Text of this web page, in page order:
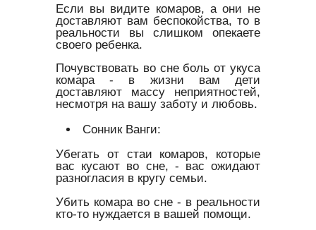
Если вы видите комаров, а они не
доставляют вам беспокойства, то в
реальности вы слишком опекаете
своего ребенка.
Почувствовать во сне боль от укуса
комара - в жизни вам дети
доставляют массу неприятностей,
несмотря на вашу заботу и любовь.
Сонник Ванги:
Убегать от стаи комаров, которые
вас кусают во сне, - вас ожидают
разногласия в кругу семьи.
Убить комара во сне - в реальности
кто-то нуждается в вашей помощи.